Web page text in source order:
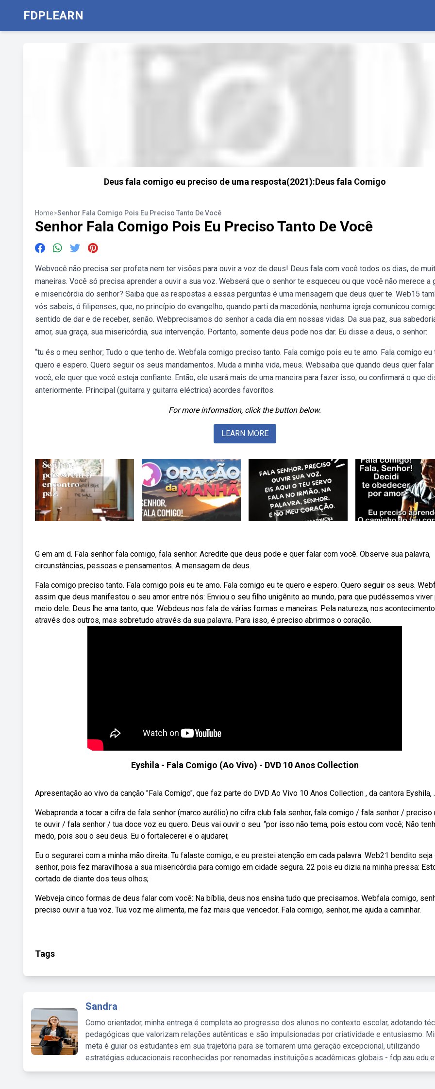
FDPLEARN
Deus fala comigo eu preciso de uma resposta(2021):Deus fala Comigo
Home>Senhor Fala Comigo Pois Eu Preciso Tanto De Você
Senhor Fala Comigo Pois Eu Preciso Tanto De Você
Webvocê não precisa ser profeta nem ter visões para ouvir a voz de deus! Deus fala com você todos os dias, de
maneiras. Você só precisa aprender a ouvir a sua voz. Webserá que o senhor te esqueceu ou que você não merece a
e misericórdia do senhor? Saiba que as respostas a essas perguntas é uma mensagem que deus quer te. Web15
vós sabeis, ó filipenses, que, no princípio do evangelho, quando parti da macedônia, nenhuma igreja comunicou
sentido de dar e de receber, senão. Webprecisamos do senhor a cada dia em nossas vidas. Da sua paz, sua
amor, sua graça, sua misericórdia, sua intervenção. Portanto, somente deus pode nos dar. Eu disse a deus, o senhor:
“tu és o meu senhor; Tudo o que tenho de. Webfala comigo preciso tanto. Fala comigo pois eu te amo. Fala comigo eu
quero e espero. Quero seguir os seus mandamentos. Muda a minha vida, meus. Websaiba que quando deus quer
você, ele quer que você esteja confiante. Então, ele usará mais de uma maneira para fazer isso, ou confirmará o que
anteriormente. Principal (guitarra y guitarra eléctrica) acordes favoritos.
For more information, click the button below.
LEARN MORE
G em am d. Fala senhor fala comigo, fala senhor. Acredite que deus pode e quer falar com você. Observe sua palavra,
circunstâncias, pessoas e pensamentos. A mensagem de deus.
Fala comigo preciso tanto. Fala comigo pois eu te amo. Fala comigo eu te quero e espero. Quero seguir os seus.
assim que deus manifestou o seu amor entre nós: Enviou o seu filho unigênito ao mundo, para que pudéssemos viver
meio dele. Deus lhe ama tanto, que. Webdeus nos fala de várias formas e maneiras: Pela natureza, nos
através dos outros, mas sobretudo através da sua palavra. Para isso, é preciso abrirmos o coração.
Eyshila - Fala Comigo (Ao Vivo) - DVD 10 Anos Collection
Apresentação ao vivo da canção "Fala Comigo", que faz parte do DVD Ao Vivo 10 Anos Collection , da cantora Eyshila,
Webaprenda a tocar a cifra de fala senhor (marco aurélio) no cifra club fala senhor, fala comigo / fala senhor / preciso
te ouvir / fala senhor / tua doce voz eu quero. Deus vai ouvir o seu. “por isso não tema, pois estou com você; Não
medo, pois sou o seu deus. Eu o fortalecerei e o ajudarei;
Eu o segurarei com a minha mão direita. Tu falaste comigo, e eu prestei atenção em cada palavra. Web21 bendito seja
senhor, pois fez maravilhosa a sua misericórdia para comigo em cidade segura. 22 pois eu dizia na minha pressa:
cortado de diante dos teus olhos;
Webveja cinco formas de deus falar com você: Na bíblia, deus nos ensina tudo que precisamos. Webfala comigo,
preciso ouvir a tua voz. Tua voz me alimenta, me faz mais que vencedor. Fala comigo, senhor, me ajuda a caminhar.
Tags
Sandra
Como orientador, minha entrega é completa ao progresso dos alunos no contexto escolar, adotando
pedagógicas que valorizam relações autênticas e são impulsionadas por criatividade e entusiasmo.
meta é guiar os estudantes em sua trajetória para se tornarem uma geração excepcional, utilizando
estratégias educacionais reconhecidas por renomadas instituições acadêmicas globais -